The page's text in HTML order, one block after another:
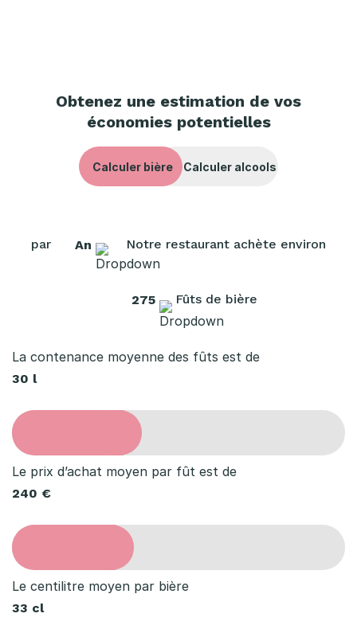
u
r
a
t
i
o
n
Obtenez une estimation de vos
économies potentielles
Calculer bière Calculer alcools
par An Notre restaurant achète environ
275 Fûts de bière
La contenance moyenne des fûts est de
30 l
Le prix d’achat moyen par fût est de
240 €
Le centilitre moyen par bière
33 cl